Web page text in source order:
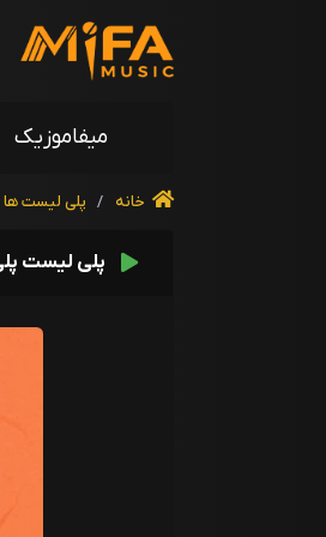
میفاموزیک
خانه / پلی لیست ها
پلی لیست